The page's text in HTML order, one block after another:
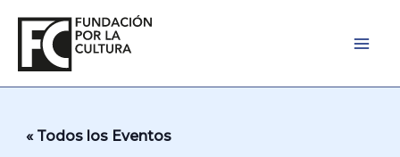
contenido
« Todos los Eventos